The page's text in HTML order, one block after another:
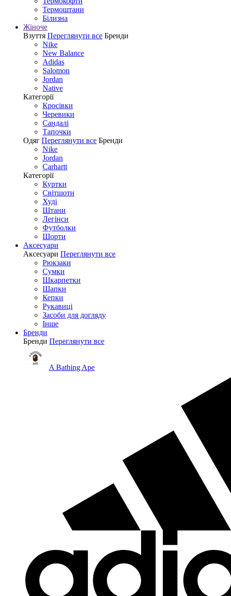
Термоштани
Білизна
Жіноче
Взуття Переглянути все Бренди
Nike
New Balance
Adidas
Salomon
Jordan
Native
Категорії
Кросівки
Черевики
Сандалі
Tапочки
Одяг Переглянути все Бренди
Nike
Jordan
Carhartt
Категорії
Куртки
Світшоти
Худі
Штани
Легінси
Футболки
Шорти
Аксесуари
Аксесуари Переглянути все
Рюкзаки
Сумки
Шкарпетки
Шапки
Кепки
Рукавиці
Засоби для догляду
Інше
Бренди
Бренди Переглянути все
A Bathing Ape